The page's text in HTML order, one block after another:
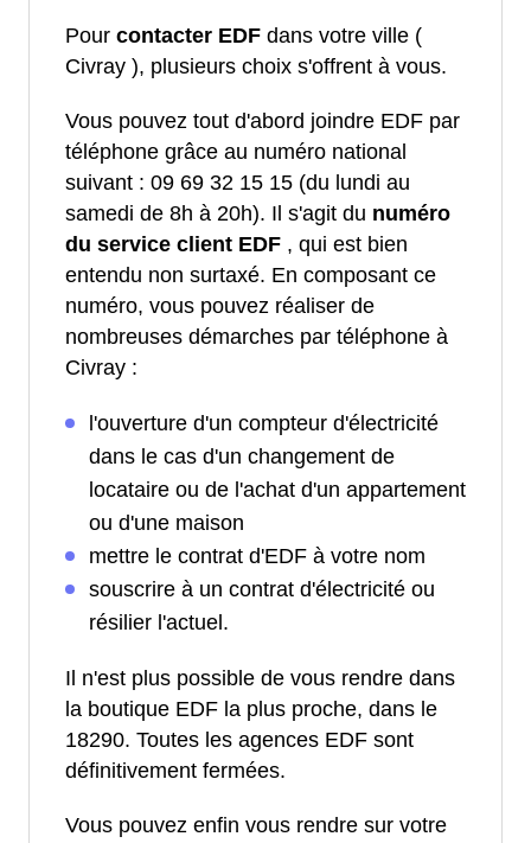
Pour contacter EDF dans votre ville (
Civray ), plusieurs choix s'offrent à vous.
Vous pouvez tout d'abord joindre EDF par
téléphone grâce au numéro national
suivant : 09 69 32 15 15 (du lundi au
samedi de 8h à 20h). Il s'agit du numéro
du service client EDF , qui est bien
entendu non surtaxé. En composant ce
numéro, vous pouvez réaliser de
nombreuses démarches par téléphone à
Civray :
l'ouverture d'un compteur d'électricité
dans le cas d'un changement de
locataire ou de l'achat d'un appartement
ou d'une maison
mettre le contrat d'EDF à votre nom
souscrire à un contrat d'électricité ou
résilier l'actuel.
Il n'est plus possible de vous rendre dans
la boutique EDF la plus proche, dans le
18290. Toutes les agences EDF sont
définitivement fermées.
Vous pouvez enfin vous rendre sur votre